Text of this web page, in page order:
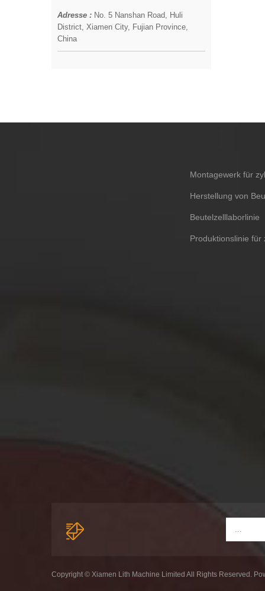
Adresse : No. 5 Nanshan Road, Huli
District, Xiamen City, Fujian Province,
China
Montagewerk für
Herstellung von
Beutelzelllaborlinie
Produktionslinie für
Copyright © Xiamen Lith Machine Limited All Rights Reserved.